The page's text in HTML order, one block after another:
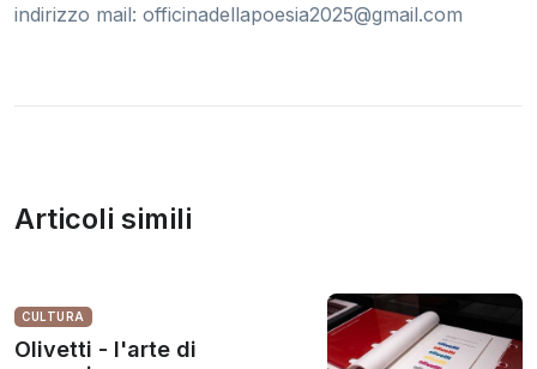
indirizzo mail: officinadellapoesia2025@gmail.com
Articoli simili
CULTURA
Olivetti - l'arte di